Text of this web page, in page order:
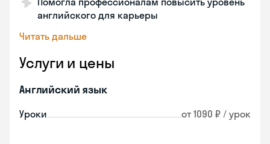
английского для карьеры
Читать дальше
Услуги и цены
Английский язык
Уроки от 1090 ₽ / урок